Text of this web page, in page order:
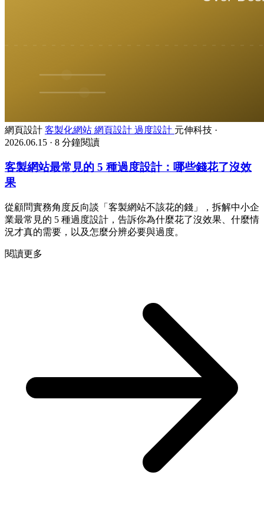
網頁設計 客製化網站 網頁設計 過度設計 元伸科技 ·
2026.06.15 · 8 分鐘閱讀
客製網站最常見的 5 種過度設計：哪些錢花了沒效
果
從顧問實務角度反向談「客製網站不該花的錢」，拆解中小企
業最常見的 5 種過度設計，告訴你為什麼花了沒效果、什麼情
況才真的需要，以及怎麼分辨必要與過度。
閱讀更多